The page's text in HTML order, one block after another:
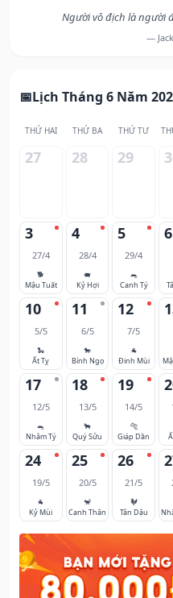
Người vô địch là người
—
Lịch Tháng 6 Năm
THỨ HAI THỨ BA THỨ TƯ
27 28 29
3
27/4
🐕
Mậu Tuất
4
28/4
🐖
Kỷ Hợi
5
29/4
🐀
Canh Tý
6
10
5/5
🐍
Ất Tỵ
11
6/5
🐎
Bính Ngọ
12
7/5
🐐
Đinh Mùi
17
12/5
🐀
Nhâm Tý
18
13/5
🐂
Quý Sửu
19
14/5
🐅
Giáp Dần
24
19/5
🐐
Kỷ Mùi
25
20/5
🐒
Canh Thân
26
21/5
🐓
Tân Dậu